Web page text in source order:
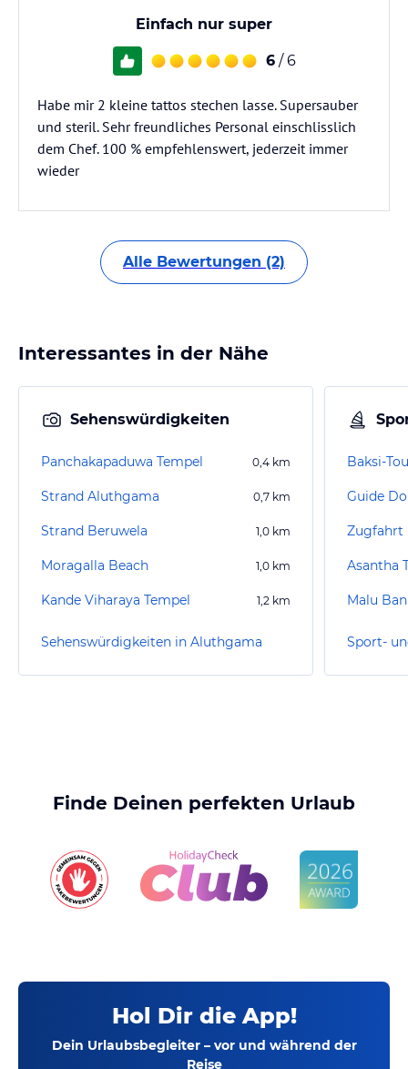
Einfach nur super
6 / 6
Habe mir 2 kleine tattos stechen lasse. Supersauber
und steril. Sehr freundliches Personal einschlisslich
dem Chef. 100 % empfehlenswert, jederzeit immer
wieder
Alle Bewertungen (2)
Interessantes in der Nähe
Sehenswürdigkeiten
Panchakapaduwa Tempel 0,4 km
Strand Aluthgama 0,7 km
Strand Beruwela 1,0 km
Moragalla Beach 1,0 km
Kande Viharaya Tempel 1,2 km
Sehenswürdigkeiten in Aluthgama
Baksi-
Guide
Zugfahrt
Asantha
Malu
Finde Deinen perfekten Urlaub
Hol Dir die App!
Dein Urlaubsbegleiter – vor und während der
Reise